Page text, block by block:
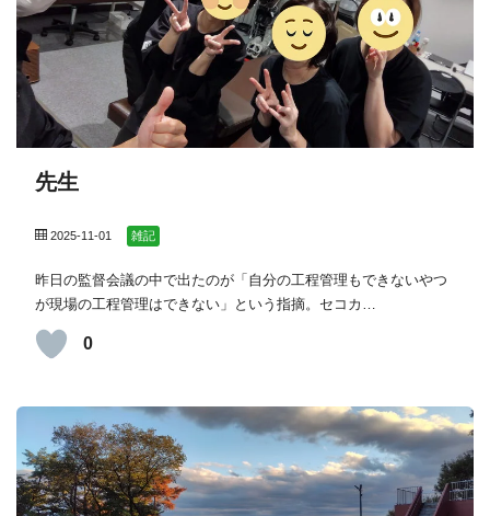
先生
2025-11-01 雑記
昨日の監督会議の中で出たのが「自分の工程管理もできないやつ
が現場の工程管理はできない」という指摘。セコカ…
0